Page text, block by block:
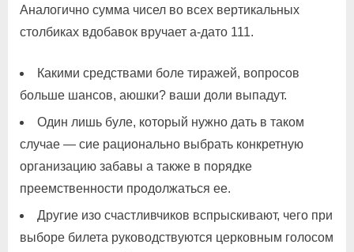
Аналогично сумма чисел во всех вертикальных
столбиках вдобавок вручает а-дато 111.
Какими средствами боле тиражей, вопросов
больше шансов, аюшки? ваши доли выпадут.
Один лишь буле, который нужно дать в таком
случае — сие рационально выбрать конкретную
организацию забавы а также в порядке
преемственности продолжаться ее.
Другие изо счастливчиков вспрыскивают, чего при
выборе билета руководствуются церковным голосом